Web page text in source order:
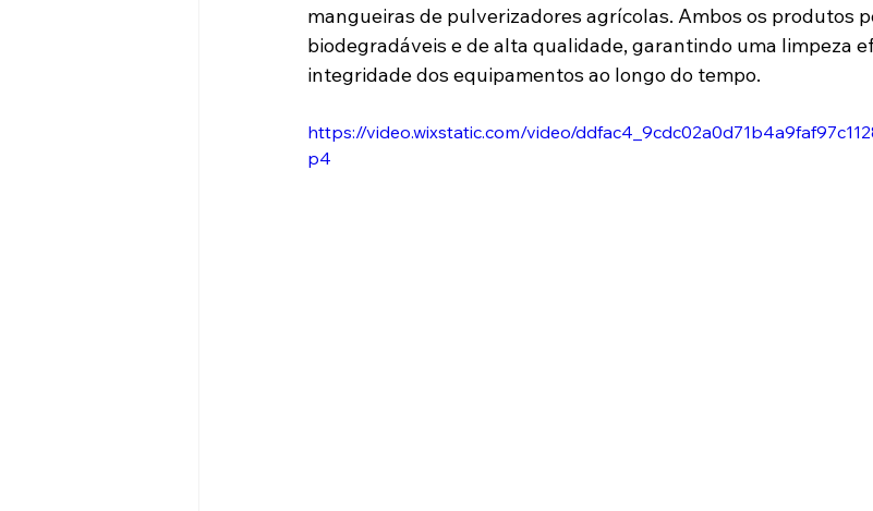
mangueiras de pulverizadores agrícolas. Ambos os produtos
biodegradáveis e de alta qualidade, garantindo uma limpeza
integridade dos equipamentos ao longo do tempo.
https://video.wixstatic.com/video/
p4